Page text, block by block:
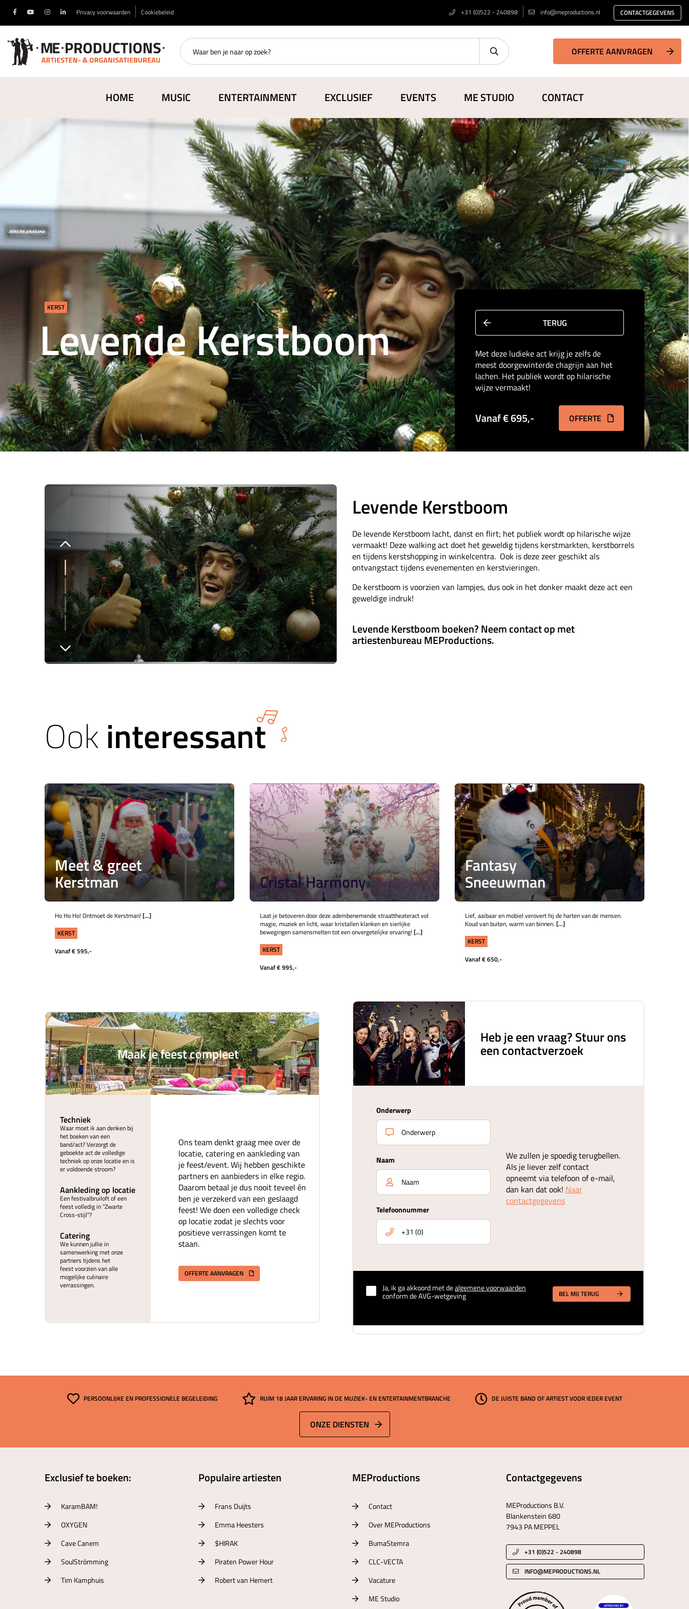
Privacy voorwaarden Cookiebeleid +31 (0)522 - 240898 info@meproductions.nl CONTACTGEGEVENS
OFFERTE AANVRAGEN
HOME MUSIC ENTERTAINMENT EXCLUSIEF EVENTS ME STUDIO CONTACT
KERST
Levende Kerstboom TERUG
Met deze ludieke act krijg je zelfs de
meest doorgewinterde chagrijn aan het
lachen. Het publiek wordt op hilarische
wijze vermaakt!
Vanaf € 695,- OFFERTE
Levende Kerstboom
De levende Kerstboom lacht, danst en flirt; het publiek wordt op hilarische wijze
vermaakt! Deze walking act doet het geweldig tijdens kerstmarkten, kerstborrels
en tijdens kerstshopping in winkelcentra. Ook is deze zeer geschikt als
ontvangstact tijdens evenementen en kerstvieringen.
De kerstboom is voorzien van lampjes, dus ook in het donker maakt deze act een
geweldige indruk!
Levende Kerstboom boeken? Neem contact op met
artiestenbureau MEProductions.
Ookinteressant
Meet & greet
Kerstman
Ho Ho Ho! Ontmoet de Kerstman! [...]
KERST
Vanaf € 595,-
Cristal Harmony
Laat je betoveren door deze adembenemende straattheateract vol
magie, muziek en licht, waar kristallen klanken en sierlijke
bewegingen samensmelten tot een onvergetelijke ervaring! [...]
KERST
Vanaf € 995,-
Fantasy
Sneeuwman
Lief, aaibaar en mobiel verovert hij de harten van de mensen.
Koud van buiten, warm van binnen. [...]
KERST
Vanaf € 650,-
Maak je feest compleet
Techniek
Waar moet ik aan denken bij
het boeken van een
band/act? Verzorgt de
geboekte act de volledige
techniek op onze locatie en is
er voldoende stroom?
Aankleding op locatie
Een festivalbruiloft of een
feest volledig in "Zwarte
Cross-stijl"?
Catering
We kunnen jullie in
samenwerking met onze
partners tijdens het
feest voorzien van alle
mogelijke culinaire
verrassingen.
Ons team denkt graag mee over de
locatie, catering en aankleding van
je feest/event. Wij hebben geschikte
partners en aanbieders in elke regio.
Daarom betaal je dus nooit teveel én
ben je verzekerd van een geslaagd
feest! We doen een volledige check
op locatie zodat je slechts voor
positieve verrassingen komt te
staan.
OFFERTE AANVRAGEN
Heb je een vraag? Stuur ons
een contactverzoek
Onderwerp
Naam
Telefoonnummer
We zullen je spoedig terugbellen.
Als je liever zelf contact
opneemt via telefoon of e-mail,
dan kan dat ook! Naar
contactgegevens
Ja, ik ga akkoord met dealgemene voorwaarden
conform de AVG-wetgeving BEL MIJ TERUG
PERSOONLIJKE EN PROFESSIONELE BEGELEIDING RUIM 18 JAAR ERVARING IN DE MUZIEK- EN ENTERTAINMENTBRANCHE DE JUISTE BAND OF ARTIEST VOOR IEDER EVENT
ONZE DIENSTEN
Exclusief te boeken:
KaramBAM!
OXYGEN
Cave Canem
SoulStrömming
Tim Kamphuis
Populaire artiesten
Frans Duijts
Emma Heesters
$HIRAK
Piraten Power Hour
Robert van Hemert
MEProductions
Contact
Over MEProductions
BumaStemra
CLC-VECTA
Vacature
ME Studio
Contactgegevens
MEProductions B.V.
Blankenstein 680
7943 PA MEPPEL
+31 (0)522 - 240898
INFO@MEPRODUCTIONS.NL